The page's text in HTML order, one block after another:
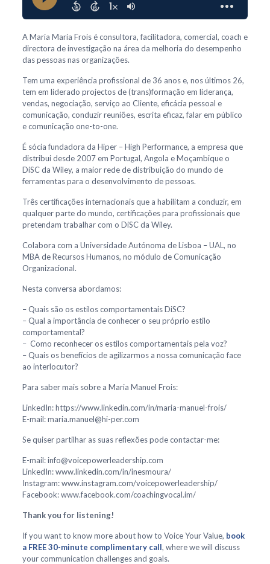
A Maria Maria Frois é consultora, facilitadora, comercial, coach e
directora de investigação na área da melhoria do desempenho
das pessoas nas organizações.
Tem uma experiência profissional de 36 anos e, nos últimos 26,
tem em liderado projectos de (trans)formação em liderança,
vendas, negociação, serviço ao Cliente, eficácia pessoal e
comunicação, conduzir reuniões, escrita eficaz, falar em público
e comunicação one-to-one.
É sócia fundadora da Hiper – High Performance, a empresa que
distribui desde 2007 em Portugal, Angola e Moçambique o
DiSC da Wiley, a maior rede de distribuição do mundo de
ferramentas para o desenvolvimento de pessoas.
Três certificações internacionais que a habilitam a conduzir, em
qualquer parte do mundo, certificações para profissionais que
pretendam trabalhar com o DiSC da Wiley.
Colabora com a Universidade Autónoma de Lisboa – UAL, no
MBA de Recursos Humanos, no módulo de Comunicação
Organizacional.
Nesta conversa abordamos:
– Quais são os estilos comportamentais DiSC?
– Qual a importância de conhecer o seu próprio estilo
comportamental?
– Como reconhecer os estilos comportamentais pela voz?
– Quais os benefícios de agilizarmos a nossa comunicação face
ao interlocutor?
Para saber mais sobre a Maria Manuel Frois:
LinkedIn: https://www.linkedin.com/in/maria-manuel-frois/
E-mail: maria.manuel@hi-per.com
Se quiser partilhar as suas reflexões pode contactar-me:
E-mail: info@voicepowerleadership.com
LinkedIn: www.linkedin.com/in/inesmoura/
Instagram: www.instagram.com/voicepowerleadership/
Facebook: www.facebook.com/coachingvocal.im/
Thank you for listening!
If you want to know more about how to Voice Your Value, book
a FREE 30-minute complimentary call, where we will discuss
your communication challenges and goals.